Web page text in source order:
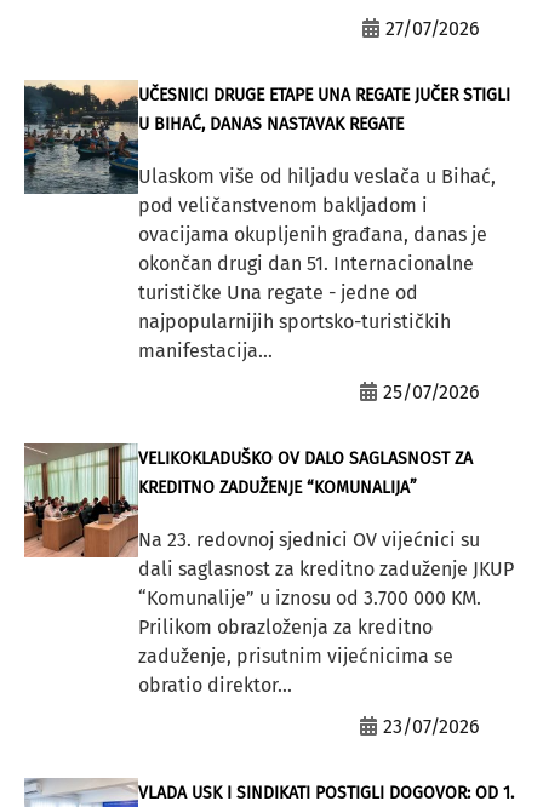
27/07/2026
UČESNICI DRUGE ETAPE UNA REGATE JUČER STIGLI
U BIHAĆ, DANAS NASTAVAK REGATE
Ulaskom više od hiljadu veslača u Bihać,
pod veličanstvenom bakljadom i
ovacijama okupljenih građana, danas je
okončan drugi dan 51. Internacionalne
turističke Una regate - jedne od
najpopularnijih sportsko-turističkih
manifestacija...
25/07/2026
VELIKOKLADUŠKO OV DALO SAGLASNOST ZA
KREDITNO ZADUŽENJE “KOMUNALIJA”
Na 23. redovnoj sjednici OV vijećnici su
dali saglasnost za kreditno zaduženje JKUP
“Komunalije” u iznosu od 3.700 000 KM.
Prilikom obrazloženja za kreditno
zaduženje, prisutnim vijećnicima se
obratio direktor...
23/07/2026
VLADA USK I SINDIKATI POSTIGLI DOGOVOR: OD 1.